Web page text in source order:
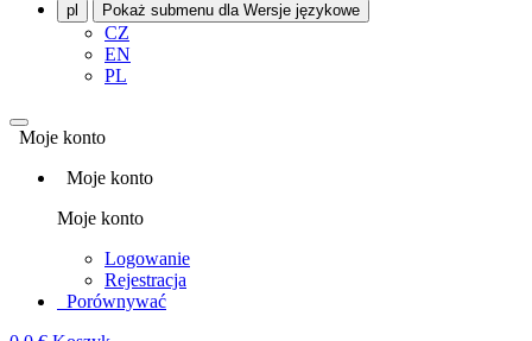
pl Pokaż submenu dla Wersje językowe
CZ
EN
PL
Moje konto
Moje konto
Moje konto
Logowanie
Rejestracja
Porównywać